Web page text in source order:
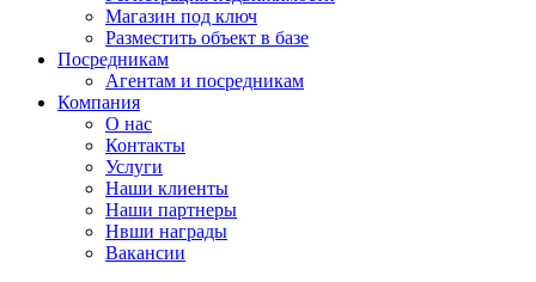
Магазин под ключ
Разместить объект в базе
Посредникам
Агентам и посредникам
Компания
О нас
Контакты
Услуги
Наши клиенты
Наши партнеры
Нвши награды
Вакансии